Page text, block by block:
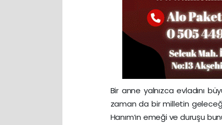
Bir anne yalnızca evladını
zaman da bir milletin
Hanım’ın emeği ve duruşu